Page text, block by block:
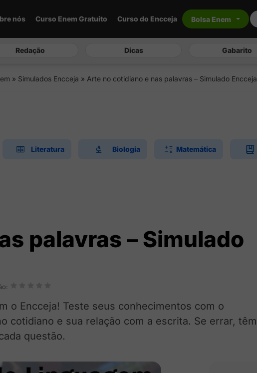
nós Curso Enem Gratuito Curso do Encceja Bolsa Enem
Redação Dicas Gabarito
» Simulados Encceja » Arte no cotidiano e nas palavras – Simulado Encceja
Literatura Biologia Matemática
palavras – Simulado
o Encceja! Teste seus conhecimentos com o
cotidiano e sua relação com a escrita. Se errar, têm
questão.